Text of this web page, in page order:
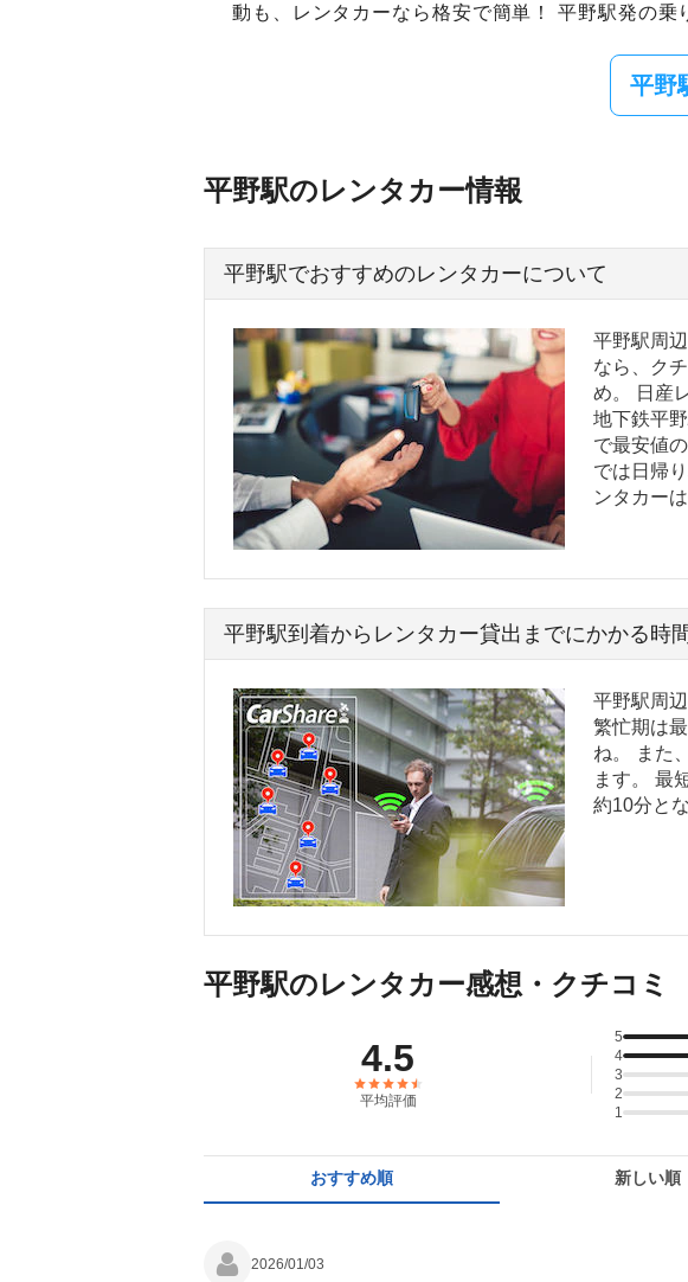
動も、レンタカーなら格安で簡単！ 平野駅発の乗
平野
平野駅のレンタカー情報
平野駅でおすすめのレンタカーについて
平野駅周
なら、ク
め。 日産
地下鉄平
で最安値
では日帰
ンタカー
平野駅到着からレンタカー貸出までにかかる時
平野駅周
繁忙期は
ね。 また
ます。 最
約10分と
平野駅のレンタカー感想・クチコミ
4.5
平均評価
5
4
3
2
1
おすすめ順 新しい順
2026/01/03